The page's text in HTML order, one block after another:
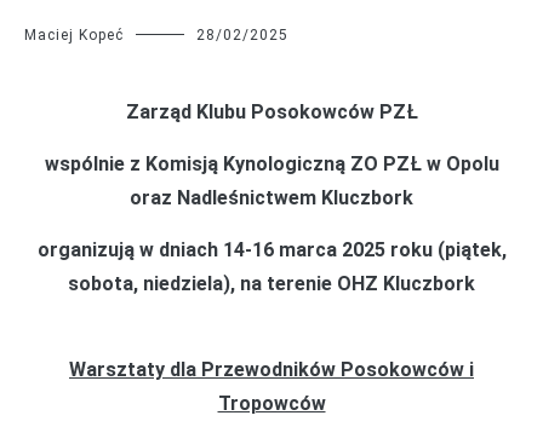
Maciej Kopeć 28/02/2025
Zarząd Klubu Posokowców PZŁ
wspólnie z Komisją Kynologiczną ZO PZŁ w Opolu
oraz Nadleśnictwem Kluczbork
organizują w dniach 14-16 marca 2025 roku (piątek,
sobota, niedziela), na terenie OHZ Kluczbork
Warsztaty dla Przewodników Posokowców i
Tropowców